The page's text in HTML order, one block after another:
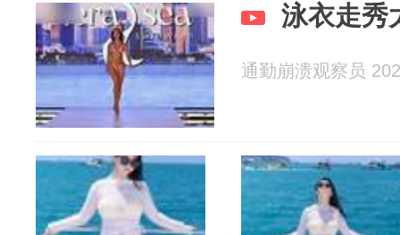
泳衣走秀
通勤崩溃观察员